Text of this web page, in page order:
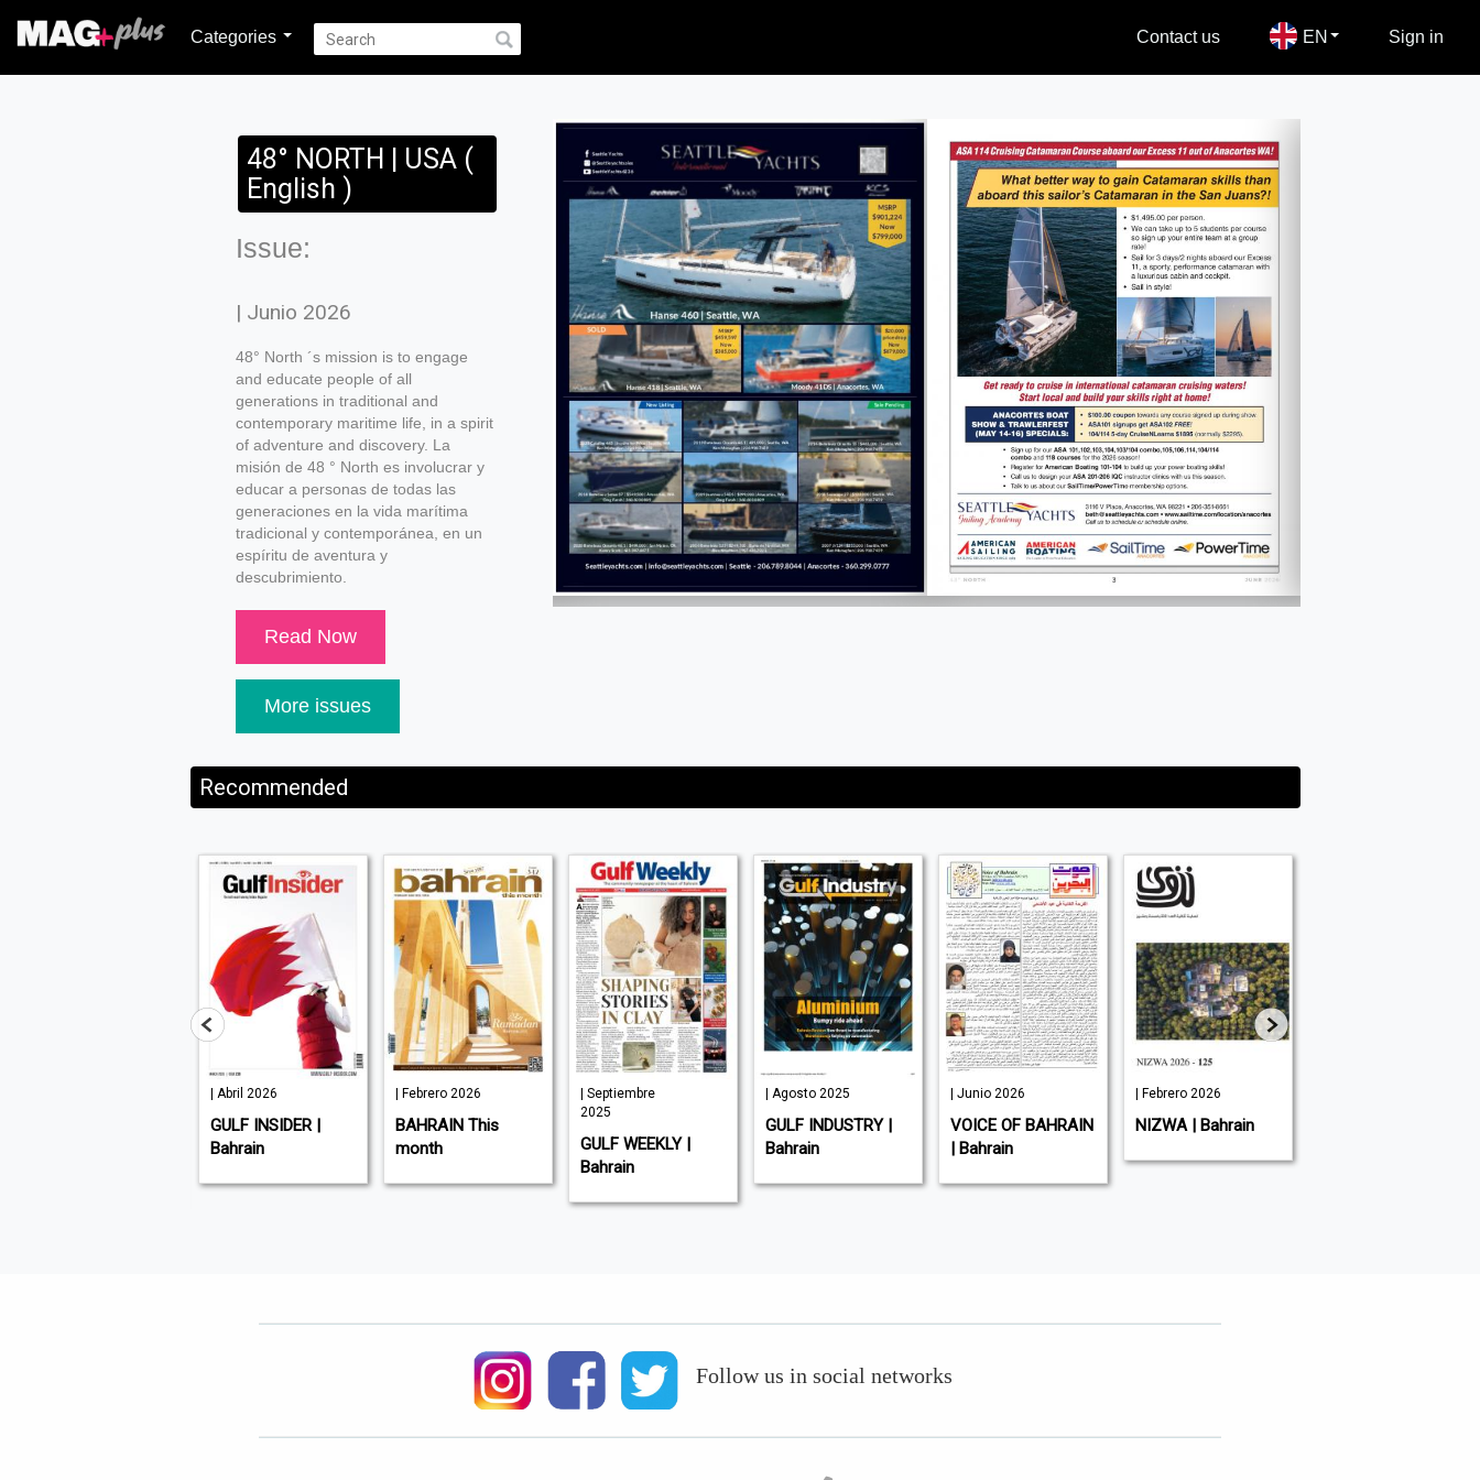
Categories Contact us EN Sign in
48° NORTH | USA (
English )
Issue:
| Junio 2026
48° North ´s mission is to engage
and educate people of all
generations in traditional and
contemporary maritime life, in a spirit
of adventure and discovery. La
misión de 48 ° North es involucrar y
educar a personas de todas las
generaciones en la vida marítima
tradicional y contemporánea, en un
espíritu de aventura y
descubrimiento.
Read Now
More issues
Recommended
| Abril 2026
GULF INSIDER |
Bahrain
| Febrero 2026
BAHRAIN This
month
| Septiembre
2025
GULF WEEKLY |
Bahrain
| Agosto 2025
GULF INDUSTRY |
Bahrain
| Junio 2026
VOICE OF BAHRAIN
| Bahrain
| Febrero 2026
NIZWA | Bahrain
Follow us in social networks